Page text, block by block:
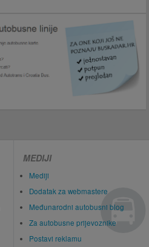
MEDIJI
Mediji
Dodatak za webmastere
Međunarodni autobusni blog
Za autobusne prijevoznike
Postavi reklamu